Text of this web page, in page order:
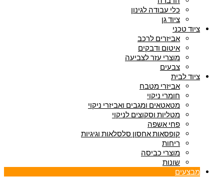
כלי עבודה לגינון
ציוד גן
ציוד טכני
אביזרים לרכב
איטום ודבקים
מוצרי עזר לצביעה
צבעים
ציוד לבית
אביזרי מטבח
חומרי ניקוי
מטאטאים ומגבים ואביזרי ניקוי
מטליות וסקוצים לניקוי
פחי אשפה
קופסאות אחסון סלסלאות וגיגיות
ריחות
מוצרי כביסה
שונות
מבצעים